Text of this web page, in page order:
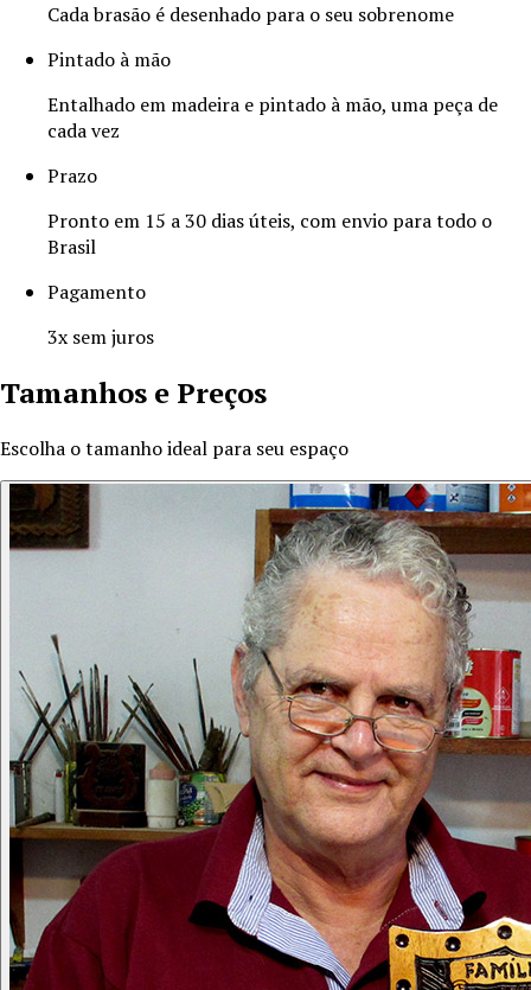
Cada brasão é desenhado para o seu sobrenome
Pintado à mão
Entalhado em madeira e pintado à mão, uma peça de
cada vez
Prazo
Pronto em 15 a 30 dias úteis, com envio para todo o
Brasil
Pagamento
3x sem juros
Tamanhos e Preços
Escolha o tamanho ideal para seu espaço